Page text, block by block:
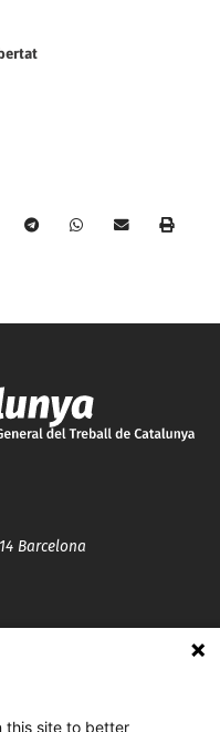
Barcelona
this site to better